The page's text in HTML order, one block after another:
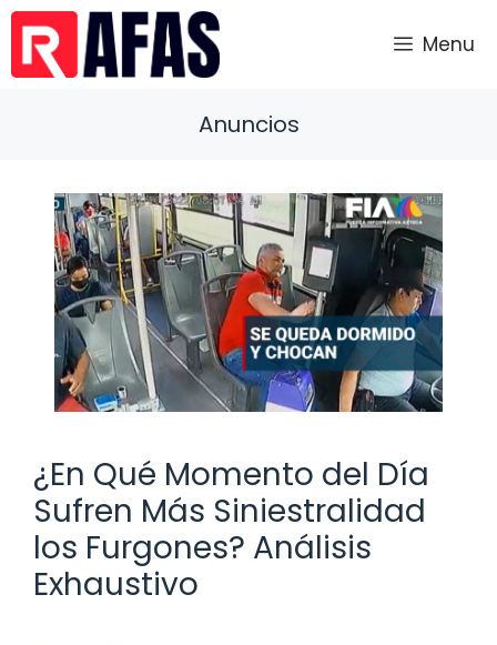
Saltar
contenido
Menu
Anuncios
¿En Qué Momento del Día
Sufren Más Siniestralidad
los Furgones? Análisis
Exhaustivo